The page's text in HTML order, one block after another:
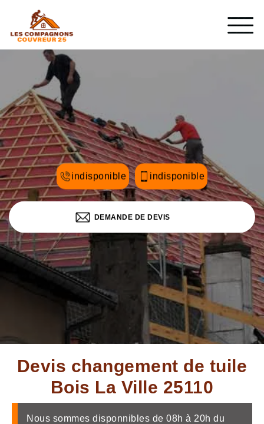
indisponible indisponible
DEMANDE DE DEVIS
Devis changement de tuile
Bois La Ville 25110
Nous sommes disponnibles de 08h à 20h du